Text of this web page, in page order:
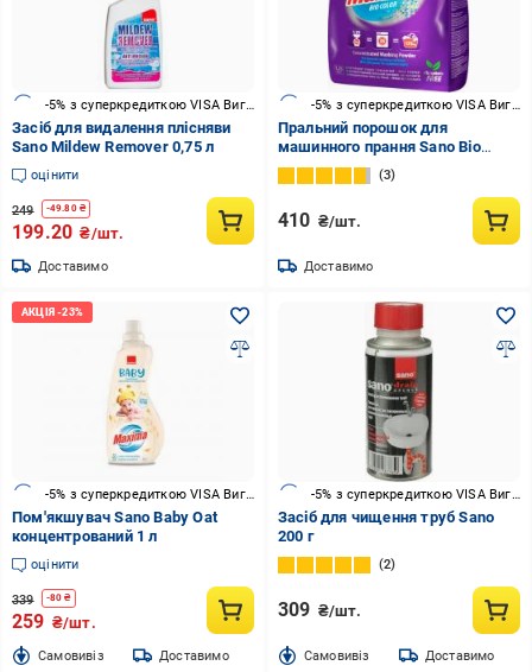
-5% з суперкредиткою VISA Вигода
Засіб для видалення плісняви
Sano Mildew Remover 0,75 л
оцінити
249 -49.80₴
199.20 ₴/шт.
Доставимо
Пральний порошок для
машинного прання Sano Bio
Color 1,25 кг
3
410 ₴/шт.
Доставимо
-5% з суперкредиткою VISA Вигода
Пом'якшувач Sano Baby Oat
концентрований 1 л
оцінити
339 -80 ₴
259 ₴/шт.
Cамовивіз Доставимо
Засіб для чищення труб Sano
200 г
2
309 ₴/шт.
Cамовивіз Доставимо